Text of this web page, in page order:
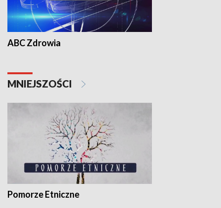
ABC Zdrowia
MNIEJSZOŚCI
Pomorze Etniczne